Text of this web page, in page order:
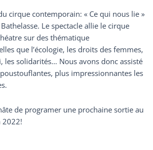
cirque contemporain: « Ce qui nous lie »
Le spectacle allie le cirque
sur des thématique
que l’écologie, les droits des femmes,
les solidarités… Nous avons donc assisté
plus impressionnantes les
de programer une prochaine sortie au
2022!